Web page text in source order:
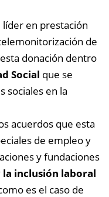
líder en prestación
de
donación dentro
Social que se
sociales en la
acuerdos que esta
de empleo y
y fundaciones
inclusión laboral
es el caso de